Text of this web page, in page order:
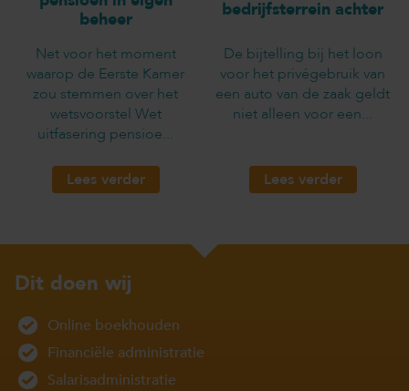
beheer
Net voor het moment
waarop de Eerste Kamer
zou stemmen over het
wetsvoorstel Wet
uitfasering pensioe...
Lees verder
bedrijfsterrein achter
De bijtelling bij het loon
voor het privégebruik van
een auto van de zaak geldt
niet alleen voor een...
Lees verder
Dit doen wij
Online boekhouden
Financiële administratie
Salarisadministratie